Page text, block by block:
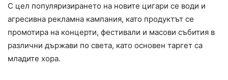
С цел популяризирането на новите цигари се води и
агресивна рекламна кампания, като продуктът се
промотира на концерти, фестивали и масови събития в
различни държави по света, като основен таргет са
младите хора.